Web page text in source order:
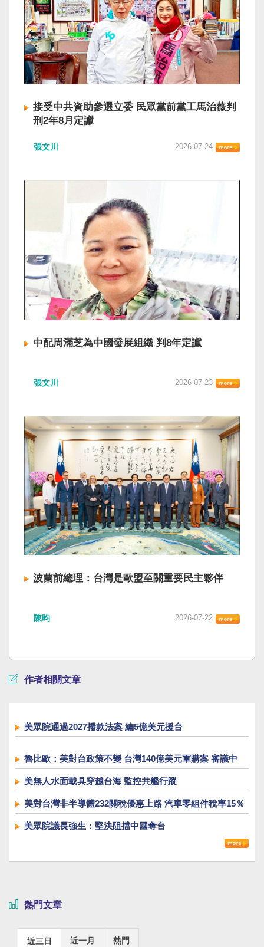
接受中共資助參選立委 民眾黨前黨工馬治薇判
刑2年8月定讞
張文川 2026-07-24
中配周滿芝為中國發展組織 判8年定讞
張文川 2026-07-23
波蘭前總理：台灣是歐盟至關重要民主夥伴
陳昀 2026-07-22
作者相關文章
美眾院通過2027撥款法案 編5億美元援台
魯比歐：美對台政策不變 台灣140億美元軍購案 審議中
美無人水面載具穿越台海 監控共艦行蹤
美對台灣非半導體232關稅優惠上路 汽車零組件稅率15％
美眾院議長強生：堅決阻擋中國奪台
熱門文章
近三日 近一月 熱門